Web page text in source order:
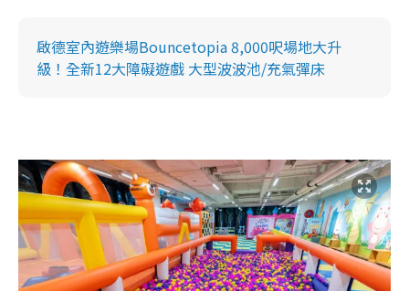
啟德室內遊樂場Bouncetopia 8,000呎場地大升
級！全新12大障礙遊戲 大型波波池/充氣彈床